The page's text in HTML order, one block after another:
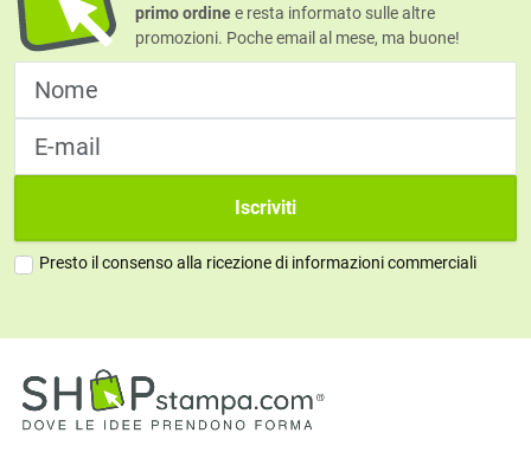
primo ordinee resta informato sulle altre
promozioni. Poche email al mese, ma buone!
Iscriviti
Presto il consenso alla ricezione di informazioni commerciali